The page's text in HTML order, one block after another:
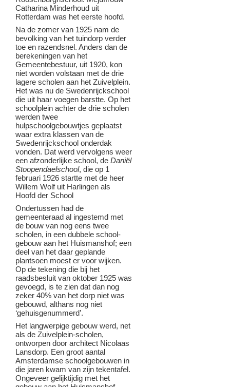
Catharina Minderhoud uit
Rotterdam was het eerste hoofd.
Na de zomer van 1925 nam de
bevolking van het tuindorp verder
toe en razendsnel. Anders dan de
berekeningen van het
Gemeentebestuur, uit 1920, kon
niet worden volstaan met de drie
lagere scholen aan het Zuivelplein.
Het was nu de Swedenrijckschool
die uit haar voegen barstte. Op het
schoolplein achter de drie scholen
werden twee
hulpschoolgebouwtjes geplaatst
waar extra klassen van de
Swedenrijckschool onderdak
vonden. Dat werd vervolgens weer
een afzonderlijke school, de Daniël
Stoopendaelschool, die op 1
februari 1926 startte met de heer
Willem Wolf uit Harlingen als
Hoofd der School
Ondertussen had de
gemeenteraad al ingestemd met
de bouw van nog eens twee
scholen, in een dubbele school-
gebouw aan het Huismanshof; een
deel van het daar geplande
plantsoen moest er voor wijken.
Op de tekening die bij het
raadsbesluit van oktober 1925 was
gevoegd, is te zien dat dan nog
zeker 40% van het dorp niet was
gebouwd, althans nog niet
‘gehuisgenummerd’.
Het langwerpige gebouw werd, net
als de Zuivelplein-scholen,
ontworpen door architect Nicolaas
Lansdorp. Een groot aantal
Amsterdamse schoolgebouwen in
die jaren kwam van zijn tekentafel.
Ongeveer gelijktijdig met het